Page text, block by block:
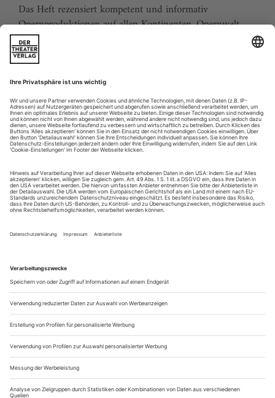
Das Heft rezensiert kompetent und informativ
Opernproduktionen auf allen Kontinenten. Opernwelt
zeigt die Welt hinter der Bühne, befragt die Macher und
verfolgt die Kulturpolitik. Große Themenblöcke
behandeln die Geschichte der Oper, bedeutende
Komponisten und die interessantesten Aspekte des
internationalen Musiklebens. Die Premierenvorschau
animiert zu Opernreisen in alle Welt.
Sie erhalten Zugang zum Online-Archiv von Opernwelt
und können sowohl das aktuelle ePaper als auch das
ePaper-Archiv über Ihren Account auf www.der-
theaterverlag.de einsehen. Zugang zur App auf Anfrage.
Das Abonnement hat eine Laufzeit von einem Monat und
verlängert sich jeweils um einen weiteren Monat, sofern
es nicht vom Kunden auf der Seite „Mein Konto/Meine
Bestellungen“ auf www.der-theaterverlag.de gekündigt
in Kraft.
Aus steuerlichen Gründen abweichende Preise für Käufe
außerhalb Deutschlands (Endpreis vor Auslösen der Bestellung
ersichtlich)
9,99 €